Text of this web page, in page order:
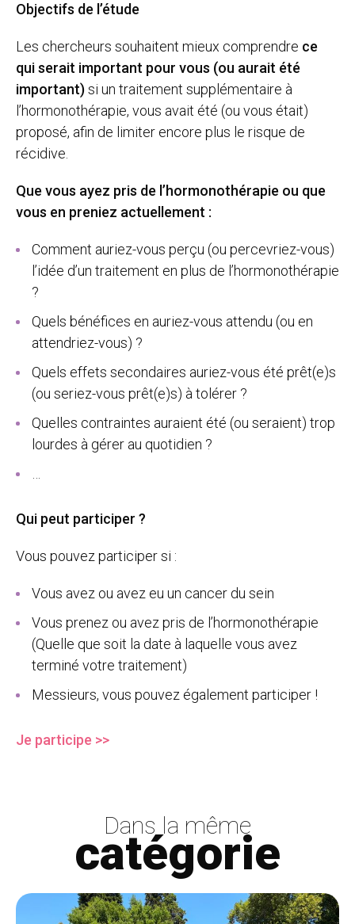
Objectifs de l’étude
Les chercheurs souhaitent mieux comprendre ce
qui serait important pour vous (ou aurait été
important)si un traitement supplémentaire à
l’hormonothérapie, vous avait été (ou vous était)
proposé, afin de limiter encore plus le risque de
récidive.
Que vous ayez pris de l’hormonothérapie ou que
vous en preniez actuellement :
Comment auriez-vous perçu (ou percevriez-vous)
l’idée d’un traitement en plus de l’hormonothérapie
?
Quels bénéfices en auriez-vous attendu (ou en
attendriez-vous) ?
Quels effets secondaires auriez-vous été prêt(e)s
(ou seriez-vous prêt(e)s) à tolérer ?
Quelles contraintes auraient été (ou seraient) trop
lourdes à gérer au quotidien ?
Qui peut participer ?
Vous pouvez participer si :
Vous avez ou avez eu un cancer du sein
Vous prenez ou avez pris de l’hormonothérapie
(Quelle que soit la date à laquelle vous avez
terminé votre traitement)
Messieurs, vous pouvez également participer !
Je participe >>
Dans la même
catégorie